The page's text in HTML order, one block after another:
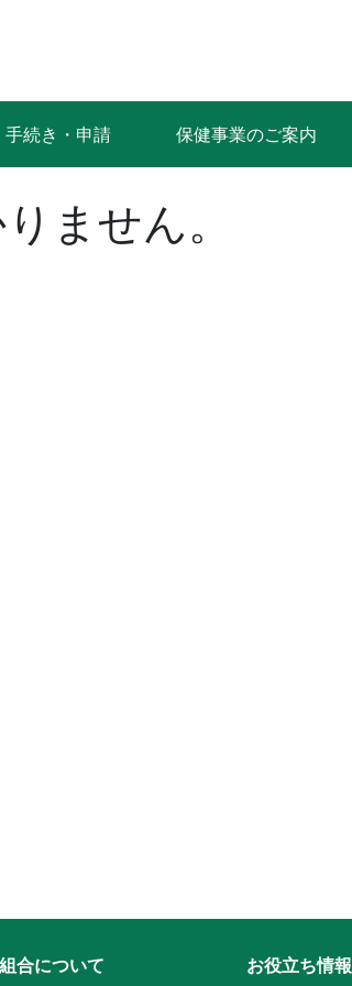
手続き・申請 保健事業のご案内
ません。
合について お役立ち情報